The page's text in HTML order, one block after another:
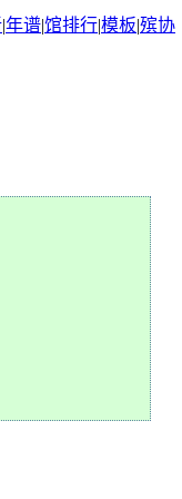
|年谱|馆排行|模板|殡协